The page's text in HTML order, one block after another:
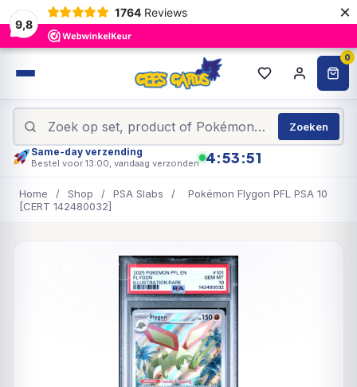
9,8
1764 Reviews ×
0
Zoeken
Same-day verzending
Bestel voor 13:00, vandaag verzonden 4:53:51
Home / Shop / PSA Slabs /
Pokémon Flygon PFL PSA 10
[CERT 142480032]
UITVERKOCHT